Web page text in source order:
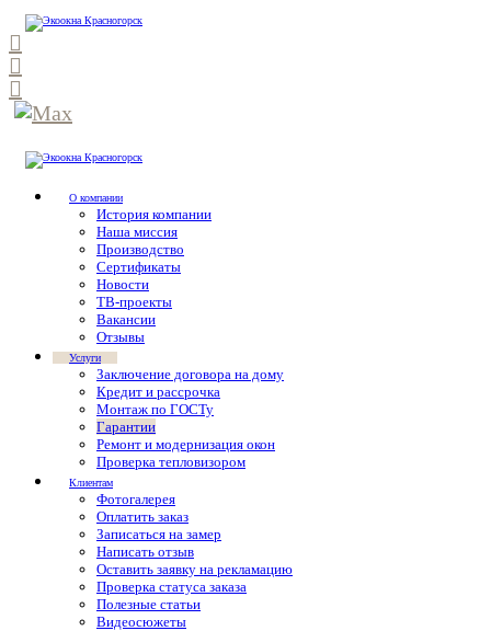
О компании
История компании
Наша миссия
Производство
Сертификаты
Новости
ТВ-проекты
Вакансии
Отзывы
Услуги
Заключение договора на дому
Кредит и рассрочка
Монтаж по ГОСТу
Гарантии
Ремонт и модернизация окон
Проверка тепловизором
Клиентам
Фотогалерея
Оплатить заказ
Записаться на замер
Написать отзыв
Оставить заявку на рекламацию
Проверка статуса заказа
Полезные статьи
Видеосюжеты